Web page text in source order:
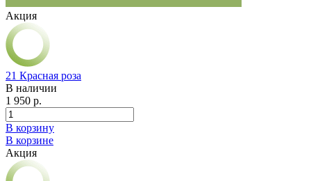
Акция
21 Красная роза
В наличии
1 950 р.
В корзину
В корзине
Акция